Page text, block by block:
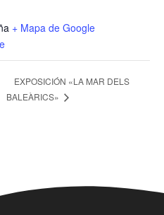
+ Mapa de Google
EXPOSICIÓN «LA MAR DELS
BALEÀRICS»